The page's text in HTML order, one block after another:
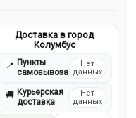
Доставка в город
Колумбус
📍 Пункты
самовывоза
Нет
данных
🚚 Курьерская
доставка
Нет
данных